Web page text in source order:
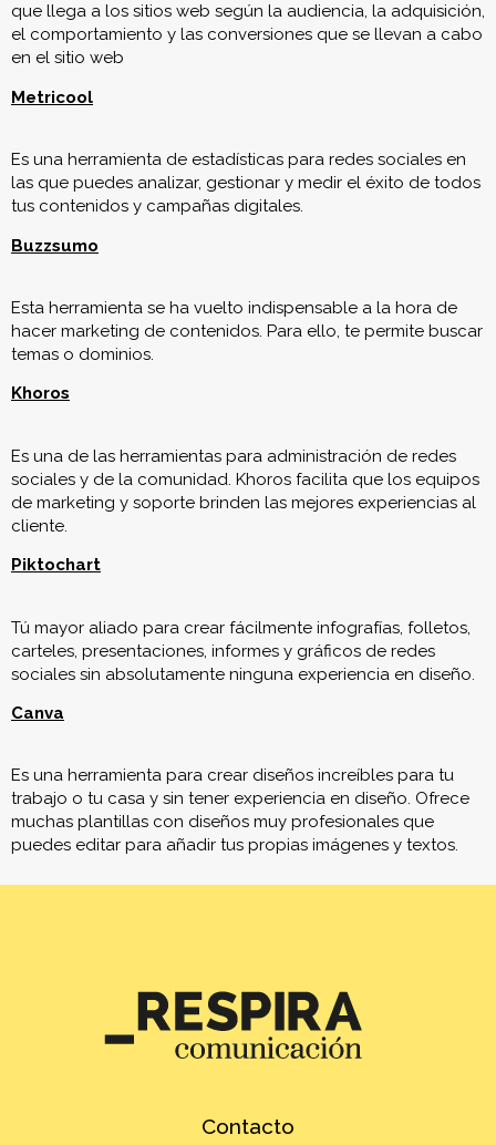
el comportamiento y las conversiones que se llevan a cabo
en el sitio web
las que puedes analizar, gestionar y medir el éxito de todos
tus contenidos y campañas digitales.
hacer marketing de contenidos. Para ello, te permite buscar
temas o dominios.
sociales y de la comunidad. Khoros facilita que los equipos
de marketing y soporte brinden las mejores experiencias al
cliente.
carteles, presentaciones, informes y gráficos de redes
sociales sin absolutamente ninguna experiencia en diseño.
trabajo o tu casa y sin tener experiencia en diseño. Ofrece
muchas plantillas con diseños muy profesionales que
puedes editar para añadir tus propias imágenes y textos.